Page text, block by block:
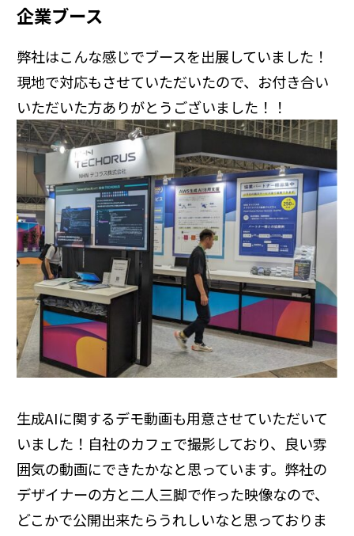
企業ブース
弊社はこんな感じでブースを出展していました！
現地で対応もさせていただいたので、お付き合い
いただいた方ありがとうございました！！
生成AIに関するデモ動画も用意させていただいて
いました！自社のカフェで撮影しており、良い雰
囲気の動画にできたかなと思っています。弊社の
デザイナーの方と二人三脚で作った映像なので、
どこかで公開出来たらうれしいなと思っておりま